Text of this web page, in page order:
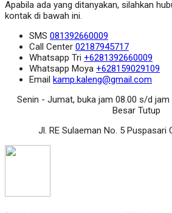
Apabila ada yang ditanyakan, silahkan
kontak di bawah ini.
SMS 081392660009
Call Center 02187945717
Whatsapp Tri +6281392660009
Whatsapp Moya +628159029109
Email kamp.kaleng@gmail.com
Senin - Jumat, buka jam 08.00 s/d jam
Besar Tutup
Jl. RE Sulaeman No. 5 Puspasari